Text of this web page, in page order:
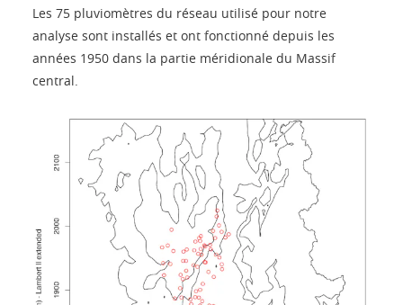
Les 75 pluviomètres du réseau utilisé pour notre
analyse sont installés et ont fonctionné depuis les
années 1950 dans la partie méridionale du Massif
central.